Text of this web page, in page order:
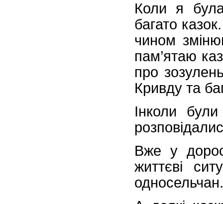
Коли я
багато
чином
пам’ятаю
про
Кривду та
Інколи
Вже у
життєві
односельчан.